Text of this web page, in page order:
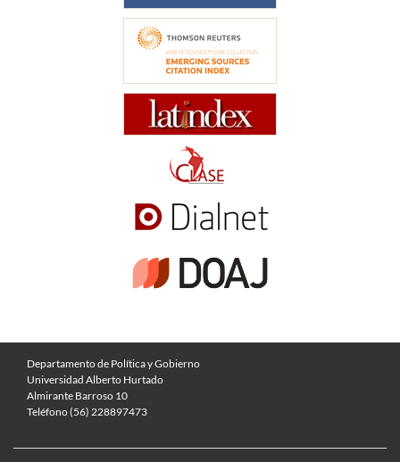
Departamento de Política y Gobierno
Universidad Alberto Hurtado
Almirante Barroso 10
Teléfono (56) 228897473